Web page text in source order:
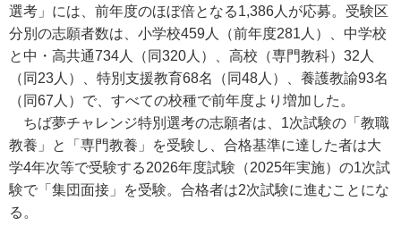
選考」には、前年度のほぼ倍となる1,386人が応募。受験区
分別の志願者数は、小学校459人（前年度281人）、中学校
と中・高共通734人（同320人）、高校（専門教科）32人
（同23人）、特別支援教育68名（同48人）、養護教諭93名
（同67人）で、すべての校種で前年度より増加した。
ちば夢チャレンジ特別選考の志願者は、1次試験の「教職
教養」と「専門教養」を受験し、合格基準に達した者は大
学4年次等で受験する2026年度試験（2025年実施）の1次試
験で「集団面接」を受験。合格者は2次試験に進むことにな
る。